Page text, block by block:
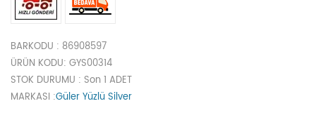
BARKODU : 86908597
ÜRÜN KODU: GYS00314
STOK DURUMU : Son 1 ADET
MARKASI :Güler Yüzlü Silver